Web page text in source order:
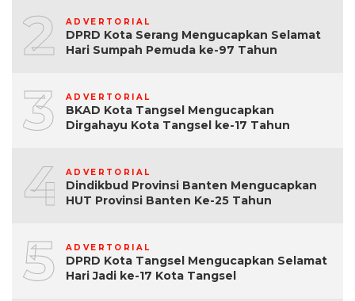
2 ADVERTORIAL
DPRD Kota Serang Mengucapkan Selamat
Hari Sumpah Pemuda ke-97 Tahun
3 ADVERTORIAL
BKAD Kota Tangsel Mengucapkan
Dirgahayu Kota Tangsel ke-17 Tahun
4 ADVERTORIAL
Dindikbud Provinsi Banten Mengucapkan
HUT Provinsi Banten Ke-25 Tahun
5 ADVERTORIAL
DPRD Kota Tangsel Mengucapkan Selamat
Hari Jadi ke-17 Kota Tangsel